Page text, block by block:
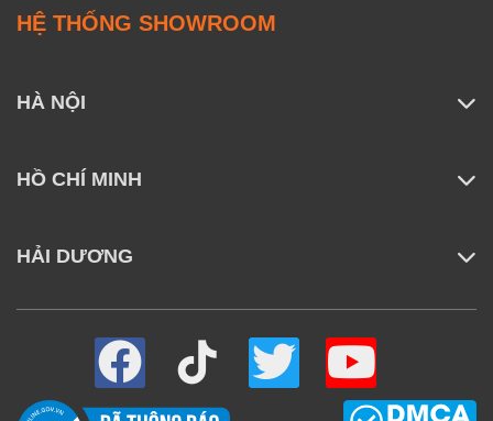
HỆ THỐNG SHOWROOM
HÀ NỘI
HỒ CHÍ MINH
HẢI DƯƠNG